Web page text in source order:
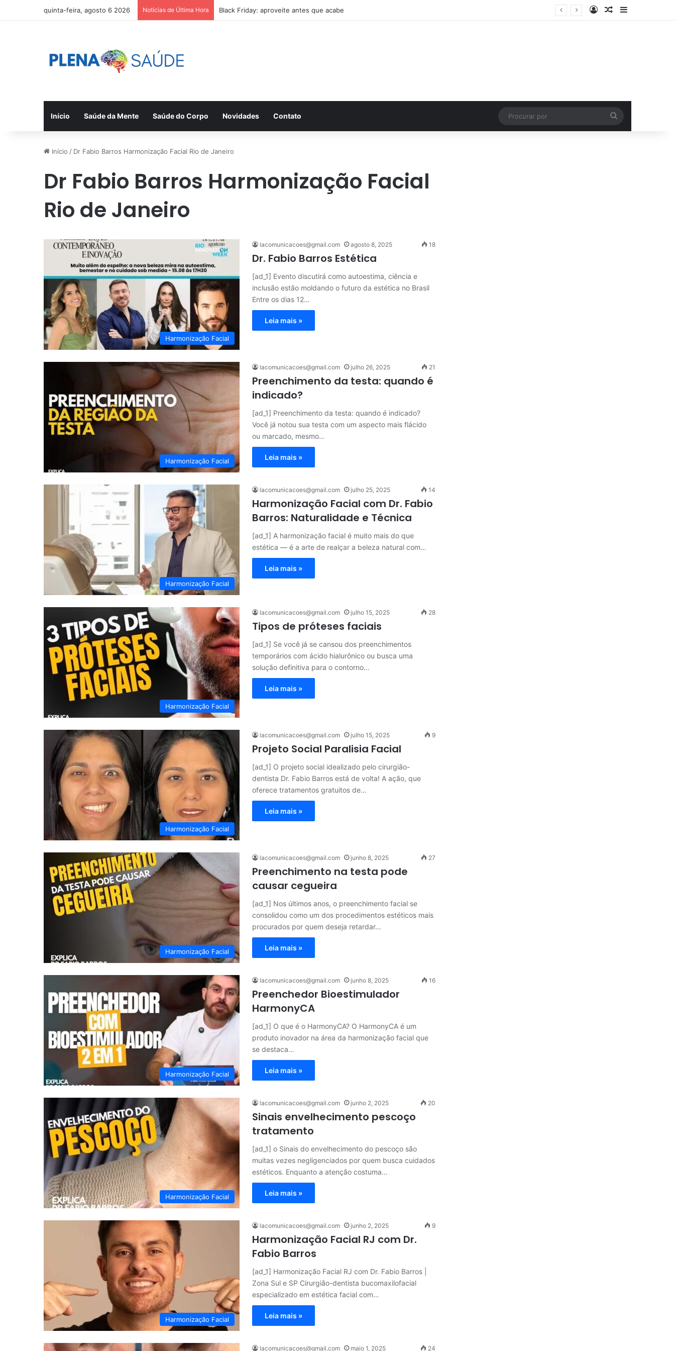
quinta-feira, agosto 6 2026 Notícias de Última Hora Black Friday: aproveite antes que acabe EntrarArtigo aleatório
Barra Lateral
Início Saúde da Mente Saúde do Corpo Novidades Contato
por
Início / Dr Fabio Barros Harmonização Facial Rio de Janeiro
Dr Fabio Barros Harmonização Facial
Rio de Janeiro
Harmonização Facial
lacomunicacoes@gmail.com agosto 8, 2025 18
Dr. Fabio Barros Estética
[ad_1] Evento discutirá como autoestima, ciência e
inclusão estão moldando o futuro da estética no Brasil
Entre os dias 12…
Leia mais »
Harmonização Facial
lacomunicacoes@gmail.com julho 26, 2025 21
Preenchimento da testa: quando é
indicado?
[ad_1] Preenchimento da testa: quando é indicado?
Você já notou sua testa com um aspecto mais flácido
ou marcado, mesmo…
Leia mais »
Harmonização Facial
lacomunicacoes@gmail.com julho 25, 2025 14
Harmonização Facial com Dr. Fabio
Barros: Naturalidade e Técnica
[ad_1] A harmonização facial é muito mais do que
estética — é a arte de realçar a beleza natural com…
Leia mais »
Harmonização Facial
lacomunicacoes@gmail.com julho 15, 2025 28
Tipos de próteses faciais
[ad_1] Se você já se cansou dos preenchimentos
temporários com ácido hialurônico ou busca uma
solução definitiva para o contorno…
Leia mais »
Harmonização Facial
lacomunicacoes@gmail.com julho 15, 2025 9
Projeto Social Paralisia Facial
[ad_1] O projeto social idealizado pelo cirurgião-
dentista Dr. Fabio Barros está de volta! A ação, que
oferece tratamentos gratuitos de…
Leia mais »
Harmonização Facial
lacomunicacoes@gmail.com junho 8, 2025 27
Preenchimento na testa pode
causar cegueira
[ad_1] Nos últimos anos, o preenchimento facial se
consolidou como um dos procedimentos estéticos mais
procurados por quem deseja retardar…
Leia mais »
Harmonização Facial
lacomunicacoes@gmail.com junho 8, 2025 16
Preenchedor Bioestimulador
HarmonyCA
[ad_1] O que é o HarmonyCA? O HarmonyCA é um
produto inovador na área da harmonização facial que
se destaca…
Leia mais »
Harmonização Facial
lacomunicacoes@gmail.com junho 2, 2025 20
Sinais envelhecimento pescoço
tratamento
[ad_1] o Sinais do envelhecimento do pescoço são
muitas vezes negligenciados por quem busca cuidados
estéticos. Enquanto a atenção costuma…
Leia mais »
Harmonização Facial
lacomunicacoes@gmail.com junho 2, 2025 9
Harmonização Facial RJ com Dr.
Fabio Barros
[ad_1] Harmonização Facial RJ com Dr. Fabio Barros |
Zona Sul e SP Cirurgião-dentista bucomaxilofacial
especializado em estética facial com…
Leia mais »
lacomunicacoes@gmail.com maio 1, 2025 24